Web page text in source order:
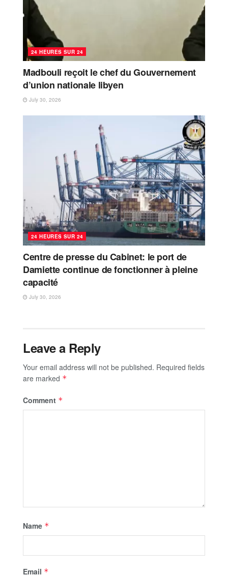
24 HEURES SUR 24
Madbouli reçoit le chef du Gouvernement
d’union nationale libyen
July 30, 2026
24 HEURES SUR 24
Centre de presse du Cabinet: le port de
Damiette continue de fonctionner à pleine
capacité
July 30, 2026
Leave a Reply
Your email address will not be published. Required fields
are marked *
Comment *
Name *
Email *